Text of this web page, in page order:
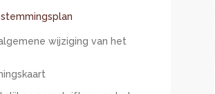
wijziging van het